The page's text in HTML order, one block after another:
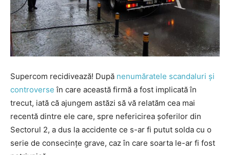
Supercom recidivează! După nenumăratele scandaluri și
controverse în care această firmă a fost implicată în
trecut, iată că ajungem astăzi să vă relatăm cea mai
recentă dintre ele care, spre nefericirea șoferilor din
Sectorul 2, a dus la accidente ce s-ar fi putut solda cu o
serie de consecințe grave, caz în care soarta le-ar fi fost